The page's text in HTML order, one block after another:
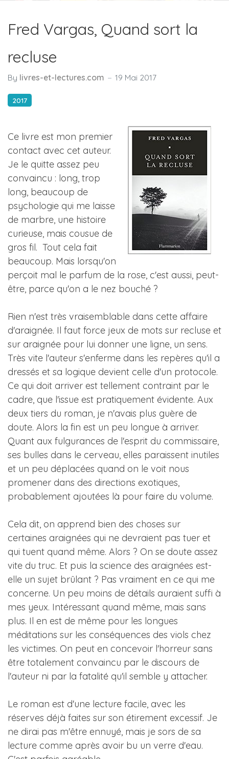
Fred Vargas, Quand sort la
recluse
By livres-et-lectures.com 19 Mai 2017
2017
Ce livre est mon premier
contact avec cet auteur.
Je le quitte assez peu
convaincu : long, trop
long, beaucoup de
psychologie qui me laisse
de marbre, une histoire
curieuse, mais cousue de
gros fil. Tout cela fait
beaucoup. Mais lorsqu'on
perçoit mal le parfum de la rose, c'est aussi, peut-
être, parce qu'on a le nez bouché ?
Rien n'est très vraisemblable dans cette affaire
d'araignée. Il faut force jeux de mots sur recluse et
sur araignée pour lui donner une ligne, un sens.
Très vite l'auteur s'enferme dans les repères qu'il a
dressés et sa logique devient celle d'un protocole.
Ce qui doit arriver est tellement contraint par le
cadre, que l'issue est pratiquement évidente. Aux
deux tiers du roman, je n'avais plus guère de
doute. Alors la fin est un peu longue à arriver.
Quant aux fulgurances de l'esprit du commissaire,
ses bulles dans le cerveau, elles paraissent inutiles
et un peu déplacées quand on le voit nous
promener dans des directions exotiques,
probablement ajoutées là pour faire du volume.
Cela dit, on apprend bien des choses sur
certaines araignées qui ne devraient pas tuer et
qui tuent quand même. Alors ? On se doute assez
vite du truc. Et puis la science des araignées est-
elle un sujet brûlant ? Pas vraiment en ce qui me
concerne. Un peu moins de détails auraient suffi à
mes yeux. Intéressant quand même, mais sans
plus. Il en est de même pour les longues
méditations sur les conséquences des viols chez
les victimes. On peut en concevoir l'horreur sans
être totalement convaincu par le discours de
l'auteur ni par la fatalité qu'il semble y attacher.
Le roman est d'une lecture facile, avec les
réserves déjà faites sur son étirement excessif. Je
ne dirai pas m'être ennuyé, mais je sors de sa
lecture comme après avoir bu un verre d'eau.